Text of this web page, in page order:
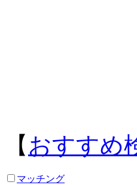
【 おすすめ
マッチング